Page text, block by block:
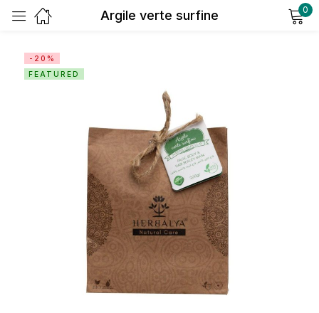
Argile verte surfine 0
-20%
FEATURED
Remember me Lost password?
Log in
Create an account